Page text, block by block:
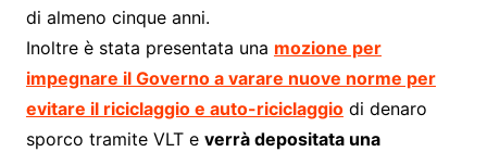
di almeno cinque anni.
Inoltre è stata presentata una mozione per
impegnare il Governo a varare nuove norme per
evitare il riciclaggio e auto-riciclaggiodi denaro
sporco tramite VLT e verrà depositata una